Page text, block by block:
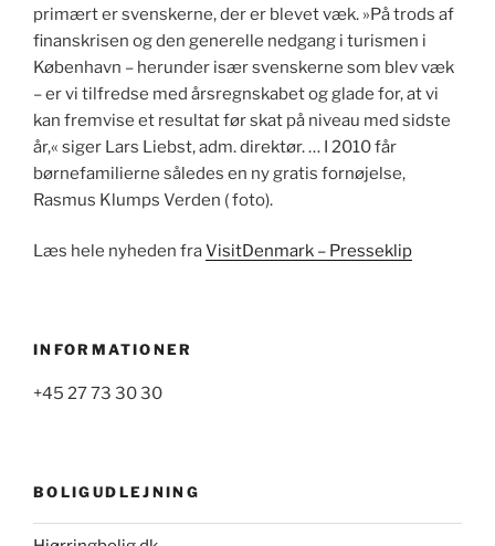
primært er svenskerne, der er blevet væk. »På trods af
finanskrisen og den generelle nedgang i turismen i
København – herunder især svenskerne som blev væk
– er vi tilfredse med årsregnskabet og glade for, at vi
kan fremvise et resultat før skat på niveau med sidste
år,« siger Lars Liebst, adm. direktør. … I 2010 får
børnefamilierne således en ny gratis fornøjelse,
Rasmus Klumps Verden ( foto).
Læs hele nyheden fraVisitDenmark – Presseklip
INFORMATIONER
+45 27 73 30 30
BOLIGUDLEJNING